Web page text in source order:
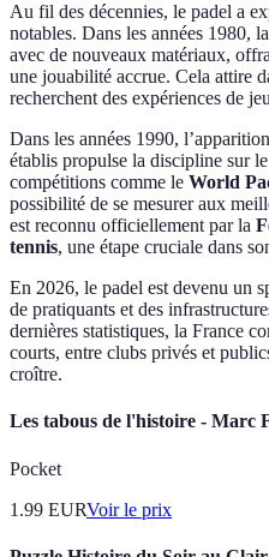
Au fil des décennies, le padel a
notables. Dans les années 1980,
avec de nouveaux matériaux,
une jouabilité accrue. Cela attire
recherchent des expériences de
Dans les années 1990,
établis propulse la discipline sur
compétitions comme le World
possibilité de se mesurer aux
est reconnu officiellement par la
tennis, une étape cruciale dans
En 2026, le padel est devenu un
de pratiquants et des
dernières statistiques, la France
courts, entre clubs privés et
croître.
Les tabous de l'histoire - Marc
Pocket
1.99 EURVoir le prix